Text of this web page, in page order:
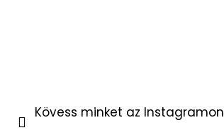
Kövess minket az Instagramon